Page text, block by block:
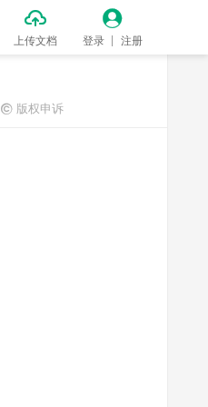

上传文档

登录 注册
 版权申诉